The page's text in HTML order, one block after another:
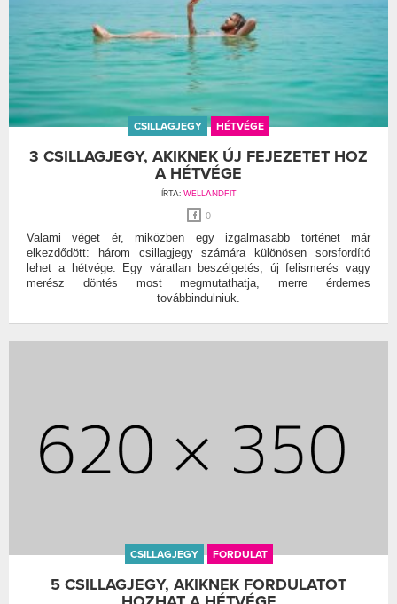
CSILLAGJEGY HÉTVÉGE
3 CSILLAGJEGY, AKIKNEK ÚJ FEJEZETET HOZ
A HÉTVÉGE
ÍRTA: WELLANDFIT
0
Valami véget ér, miközben egy izgalmasabb történet már
elkezdődött: három csillagjegy számára különösen sorsfordító
lehet a hétvége. Egy váratlan beszélgetés, új felismerés vagy
merész döntés most megmutathatja, merre érdemes
továbbindulniuk.
CSILLAGJEGY FORDULAT
5 CSILLAGJEGY, AKIKNEK FORDULATOT